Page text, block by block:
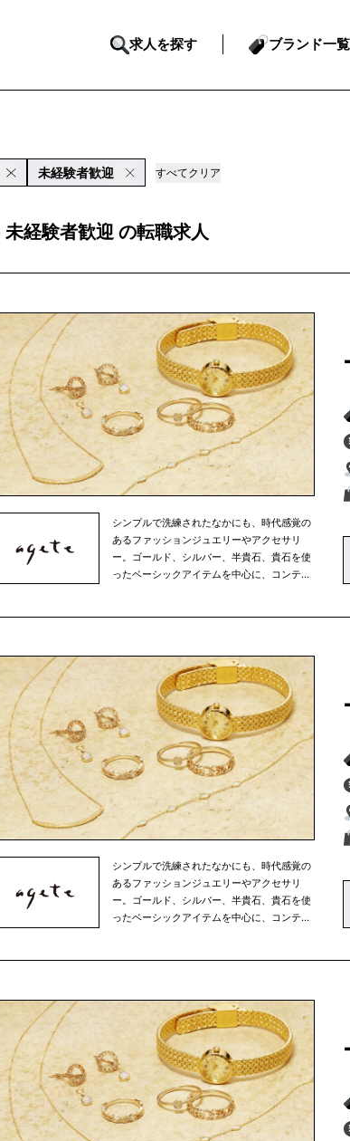
求人を探す ブランド一覧
未経験者歓迎 すべてクリア
経験者歓迎 の転職求人
シンプルで洗練されたなかにも、時代感覚の
あるファッションジュエリーやアクセサリ
ー。ゴールド、シルバー、半貴石、貴石を使
ったベーシックアイテムを中心に、コンテン
彩に展開。アガットは、その時々の女性の生
き方やファッションといった時代の流れを映
しながら、常に新しいファッションジュエリ
ーやアクセサリーを提案しています。
シンプルで洗練されたなかにも、時代感覚の
あるファッションジュエリーやアクセサリ
ー。ゴールド、シルバー、半貴石、貴石を使
ったベーシックアイテムを中心に、コンテン
彩に展開。アガットは、その時々の女性の生
き方やファッションといった時代の流れを映
しながら、常に新しいファッションジュエリ
ーやアクセサリーを提案しています。